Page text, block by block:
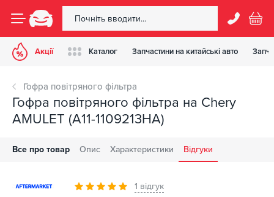
Акції Каталог Запчастини на китайські авто
Гофра повітряного фільтра
Гофра повітряного фільтра на Chery
AMULET (A11-1109213HA)
Все про товар Опис Характеристики Відгуки
1 відгук